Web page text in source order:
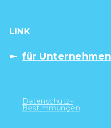
LINK
für Unternehmen
Datenschutz-
Bestimmungen